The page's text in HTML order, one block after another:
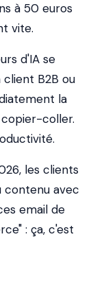
à 50 euros
vite.
d'IA se
client B2B ou
la
coller.
les clients
contenu avec
email de
: ça, c'est